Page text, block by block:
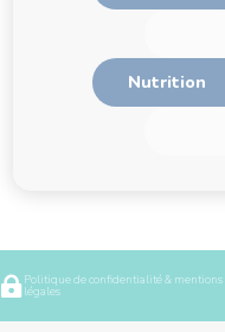
Nutrition
Politique de confidentialité & mentions
légales
